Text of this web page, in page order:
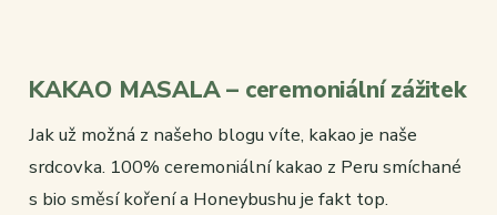
KAKAO MASALA – ceremoniální zážitek
Jak už možná z našeho blogu víte, kakao je naše
srdcovka. 100% ceremoniální kakao z Peru smíchané
s bio směsí koření a Honeybushu je fakt top.